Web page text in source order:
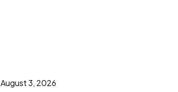
August 3, 2026